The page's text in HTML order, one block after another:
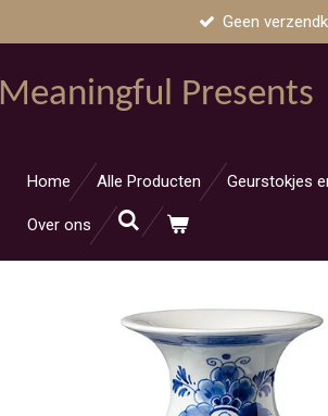
Geen
Meaningful Presents
Home Alle Producten Geurstokjes
Over ons